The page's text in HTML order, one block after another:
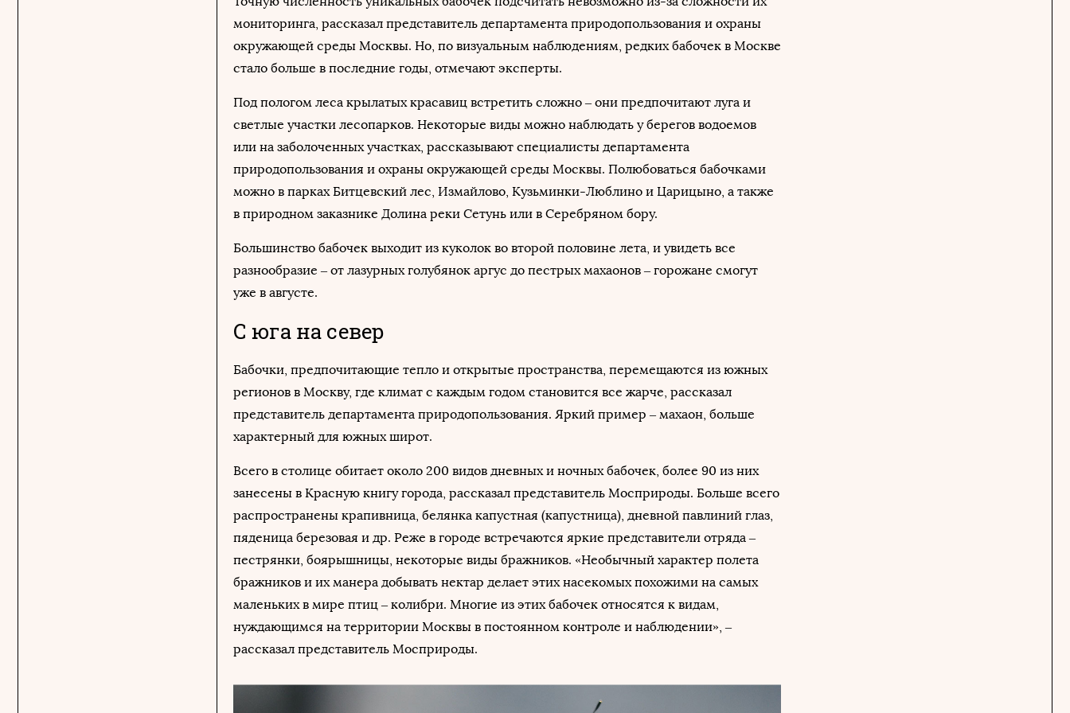
мониторинга, рассказал представитель департамента природопользования и охраны
окружающей среды Москвы. Но, по визуальным наблюдениям, редких бабочек в Москве
стало больше в последние годы, отмечают эксперты.
Под пологом леса крылатых красавиц встретить сложно – они предпочитают луга и
светлые участки лесопарков. Некоторые виды можно наблюдать у берегов водоемов
или на заболоченных участках, рассказывают специалисты департамента
природопользования и охраны окружающей среды Москвы. Полюбоваться бабочками
можно в парках Битцевский лес, Измайлово, Кузьминки-Люблино и Царицыно, а также
в природном заказнике Долина реки Сетунь или в Серебряном бору.
Большинство бабочек выходит из куколок во второй половине лета, и увидеть все
разнообразие – от лазурных голубянок аргус до пестрых махаонов – горожане смогут
уже в августе.
С юга на север
Бабочки, предпочитающие тепло и открытые пространства, перемещаются из южных
регионов в Москву, где климат с каждым годом становится все жарче, рассказал
представитель департамента природопользования. Яркий пример – махаон, больше
характерный для южных широт.
Всего в столице обитает около 200 видов дневных и ночных бабочек, более 90 из них
занесены в Красную книгу города, рассказал представитель Мосприроды. Больше всего
распространены крапивница, белянка капустная (капустница), дневной павлиний глаз,
пяденица березовая и др. Реже в городе встречаются яркие представители отряда –
пестрянки, боярышницы, некоторые виды бражников. «Необычный характер полета
бражников и их манера добывать нектар делает этих насекомых похожими на самых
маленьких в мире птиц – колибри. Многие из этих бабочек относятся к видам,
нуждающимся на территории Москвы в постоянном контроле и наблюдении», –
рассказал представитель Мосприроды.